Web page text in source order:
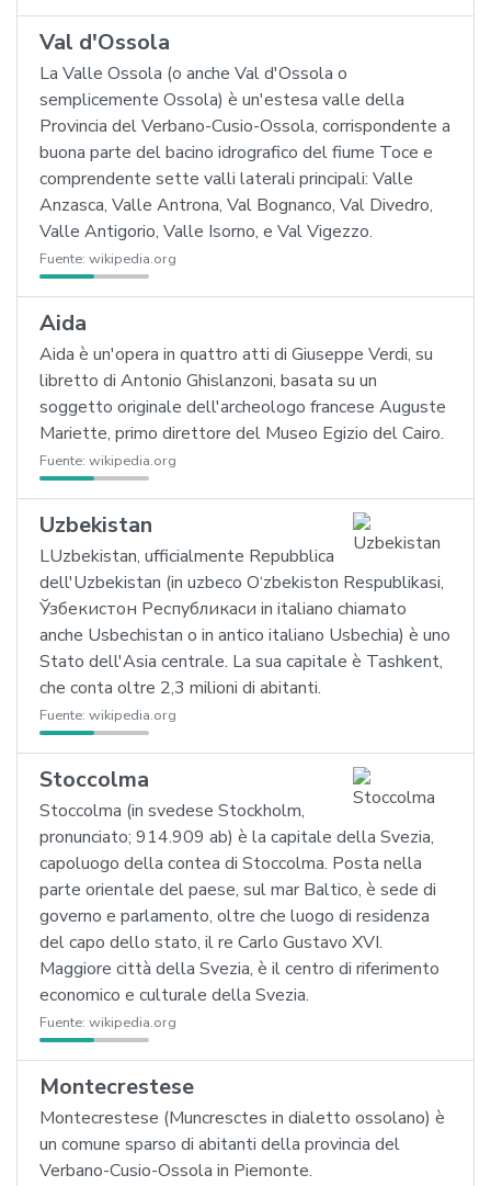
Val d'Ossola
La Valle Ossola (o anche Val d'Ossola o
semplicemente Ossola) è un'estesa valle della
Provincia del Verbano-Cusio-Ossola, corrispondente a
buona parte del bacino idrografico del fiume Toce e
comprendente sette valli laterali principali: Valle
Anzasca, Valle Antrona, Val Bognanco, Val Divedro,
Valle Antigorio, Valle Isorno, e Val Vigezzo.
Fuente: wikipedia.org
Aida
Aida è un'opera in quattro atti di Giuseppe Verdi, su
libretto di Antonio Ghislanzoni, basata su un
soggetto originale dell'archeologo francese Auguste
Mariette, primo direttore del Museo Egizio del Cairo.
Fuente: wikipedia.org
Uzbekistan
LUzbekistan, ufficialmente Repubblica
dell'Uzbekistan (in uzbeco O‘zbekiston Respublikasi,
Ўзбекистон Республикаси in italiano chiamato
anche Usbechistan o in antico italiano Usbechia) è uno
Stato dell'Asia centrale. La sua capitale è Tashkent,
che conta oltre 2,3 milioni di abitanti.
Fuente: wikipedia.org
Stoccolma
Stoccolma (in svedese Stockholm,
pronunciato; 914.909 ab) è la capitale della Svezia,
capoluogo della contea di Stoccolma. Posta nella
parte orientale del paese, sul mar Baltico, è sede di
governo e parlamento, oltre che luogo di residenza
del capo dello stato, il re Carlo Gustavo XVI.
Maggiore città della Svezia, è il centro di riferimento
economico e culturale della Svezia.
Fuente: wikipedia.org
Montecrestese
Montecrestese (Muncresctes in dialetto ossolano) è
un comune sparso di abitanti della provincia del
Verbano-Cusio-Ossola in Piemonte.